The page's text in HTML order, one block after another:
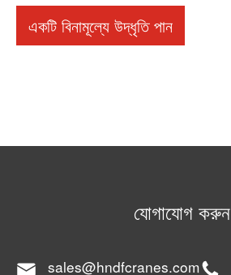
একটি বিনামূল্যে উদ্ধৃতি পান
যোগাযোগ করুন
sales@hndfcranes.com